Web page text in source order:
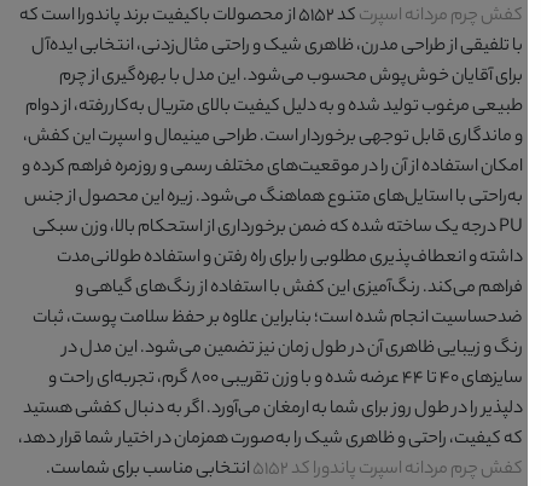
کفش چرم مردانه اسپرت
کد 5152 از محصولات باکیفیت برند پاندورا است که
با تلفیقی از طراحی مدرن، ظاهری شیک و راحتی مثال‌زدنی، انتخابی ایده‌آل
برای آقایان خوش‌پوش محسوب می‌شود. این مدل با بهره‌گیری از چرم
طبیعی مرغوب تولید شده و به دلیل کیفیت بالای متریال به‌کاررفته، از دوام
و ماندگاری قابل توجهی برخوردار است. طراحی مینیمال و اسپرت این کفش،
امکان استفاده از آن را در موقعیت‌های مختلف رسمی و روزمره فراهم کرده و
به‌راحتی با استایل‌های متنوع هماهنگ می‌شود. زیره این محصول از جنس
PU درجه یک ساخته شده که ضمن برخورداری از استحکام بالا، وزن سبکی
داشته و انعطاف‌پذیری مطلوبی را برای راه رفتن و استفاده طولانی‌مدت
فراهم می‌کند. رنگ‌آمیزی این کفش با استفاده از رنگ‌های گیاهی و
ضدحساسیت انجام شده است؛ بنابراین علاوه بر حفظ سلامت پوست، ثبات
رنگ و زیبایی ظاهری آن در طول زمان نیز تضمین می‌شود. این مدل در
سایزهای 40 تا 44 عرضه شده و با وزن تقریبی 800 گرم، تجربه‌ای راحت و
دلپذیر را در طول روز برای شما به ارمغان می‌آورد. اگر به دنبال کفشی هستید
که کیفیت، راحتی و ظاهری شیک را به‌صورت همزمان در اختیار شما قرار دهد،
کفش چرم مردانه اسپرت پاندورا کد 5152
انتخابی مناسب برای شماست.